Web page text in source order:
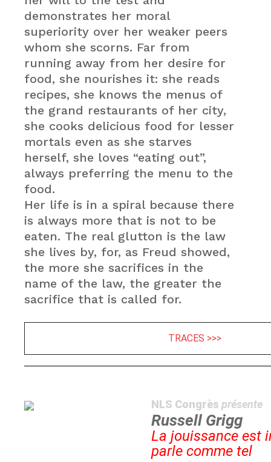
demonstrates her moral
superiority over her weaker peers
whom she scorns. Far from
running away from her desire for
food, she nourishes it: she reads
recipes, she knows the menus of
the grand restaurants of her city,
she cooks delicious food for lesser
mortals even as she starves
herself, she loves “eating out”,
always preferring the menu to the
food.
Her life is in a spiral because there
is always more that is not to be
eaten. The real glutton is the law
she lives by, for, as Freud showed,
the more she sacrifices in the
name of the law, the greater the
sacrifice that is called for.
TRACES >>>
NLS Congrèsprésente
Russell Grigg
La jouissance est
parle comme tel